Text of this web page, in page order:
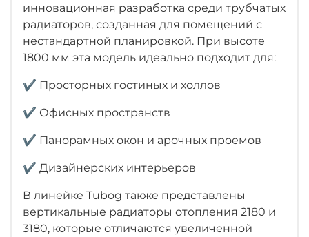
инновационная разработка среди трубчатых
радиаторов, созданная для помещений с
нестандартной планировкой. При высоте
1800 мм эта модель идеально подходит для:
✔ Просторных гостиных и холлов
✔ Офисных пространств
✔ Панорамных окон и арочных проемов
✔ Дизайнерских интерьеров
В линейке Tubog также представлены
вертикальные радиаторы отопления 2180 и
3180, которые отличаются увеличенной